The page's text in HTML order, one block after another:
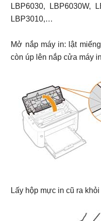
LBP6030, LBP6030W,
LBP3010,…
Mở nắp máy in: lật
còn úp lên nắp cửa máy
Lấy hộp mực in cũ ra